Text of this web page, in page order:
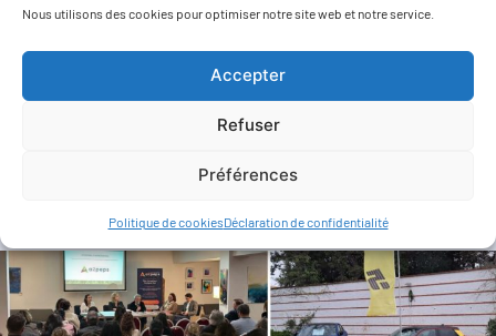
Nous utilisons des cookies pour optimiser notre site web et notre service.
Accepter
Refuser
Préférences
Politique de cookiesDéclaration de confidentialité
Perpignan pour leur présence sans oublierNicolas Barthe
Maire de Toulouges et son directeur de Cabinet Guillaume
Bousquet qui ont souhaités être présents.
Enfin et SURTOUT, un grand merci à l’ensemble de nos
l’ensemble de nos adhérents pour leur fidélité à notre